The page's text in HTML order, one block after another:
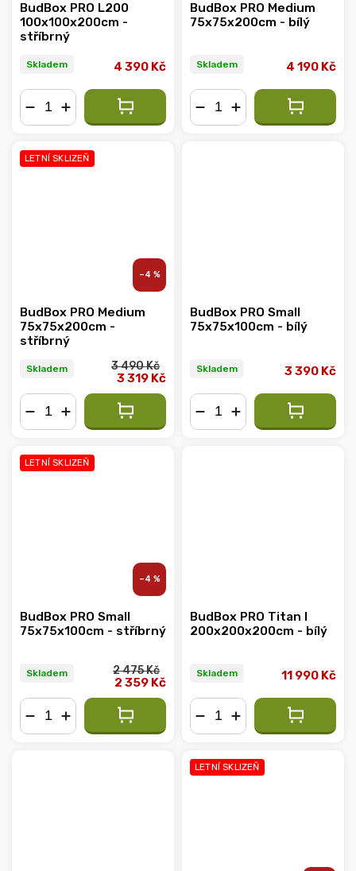
BudBox PRO L200
100x100x200cm -
stříbrný
Skladem 4 390 Kč
BudBox PRO Medium
75x75x200cm - bílý
Skladem 4 190 Kč
LETNÍ SKLIZEŇ
–4 %
BudBox PRO Medium
75x75x200cm -
stříbrný
Skladem 3 490 Kč
3 319 Kč
BudBox PRO Small
75x75x100cm - bílý
Skladem 3 390 Kč
LETNÍ SKLIZEŇ
–4 %
BudBox PRO Small
75x75x100cm - stříbrný
Skladem 2 475 Kč
2 359 Kč
BudBox PRO Titan I
200x200x200cm - bílý
Skladem 11 990 Kč
LETNÍ SKLIZEŇ